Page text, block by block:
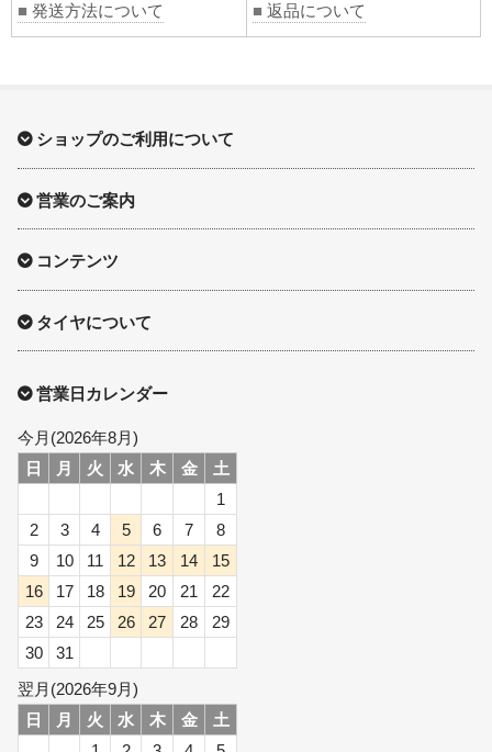
■ 発送方法について ■ 返品について
ショップのご利用について
営業のご案内
コンテンツ
タイヤについて
営業日カレンダー
今月(2026年8月)
日
月 火 水 木 金
土
1
2
3 4 5 6 7
8
9
10 11 12 13 14
15
16
17 18 19 20 21
22
23
24 25 26 27 28
29
30
31
翌月(2026年9月)
日
月 火 水 木 金
土